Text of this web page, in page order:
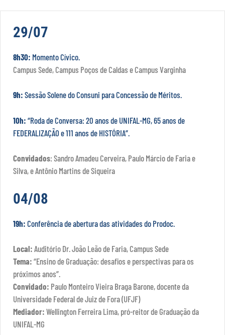
29/07
8h30: Momento Cívico.
Campus Sede, Campus Poços de Caldas e Campus Varginha
9h: Sessão Solene do Consuni para Concessão de Méritos.
10h: “Roda de Conversa: 20 anos de UNIFAL-MG, 65 anos de
FEDERALIZAÇÃO e 111 anos de HISTÓRIA”.
Convidados: Sandro Amadeu Cerveira, Paulo Márcio de Faria e
Silva, e Antônio Martins de Siqueira
04/08
19h: Conferência de abertura das atividades do Prodoc.
Local: Auditório Dr. João Leão de Faria, Campus Sede
Tema: “Ensino de Graduação: desafios e perspectivas para os
próximos anos”.
Convidado: Paulo Monteiro Vieira Braga Barone, docente da
Universidade Federal de Juiz de Fora (UFJF)
Mediador: Wellington Ferreira Lima, pró-reitor de Graduação da
UNIFAL-MG